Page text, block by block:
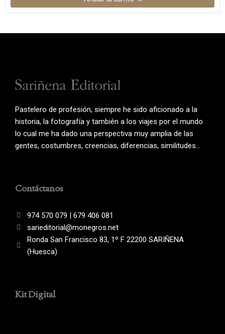
Pastelero de profesión, siempre he sido aficionado a la
historia, la fotografía y también a los viajes por el mundo
lo cual me ha dado una perspectiva muy amplia de las
gentes, costumbres, creencias, diferencias, similitudes…
Contáctanos
974 570 079 | 679 406 081
sarieditorial@monegros.net
Ronda San Francisco 83, 1º F 22200 SARIÑENA
(Huesca)
Kit Digital